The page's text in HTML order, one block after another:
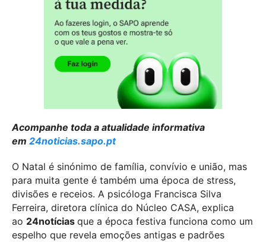
Acompanhe toda a atualidade informativa
em 24noticias.sapo.pt
O Natal é sinónimo de família, convívio e união, mas
para muita gente é também uma época de stress,
divisões e receios. A psicóloga Francisca Silva
Ferreira, diretora clínica do Núcleo CASA, explica
ao 24notícias que a época festiva funciona como um
espelho que revela emoções antigas e padrões